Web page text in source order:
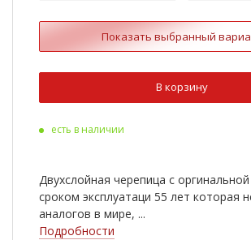
Красный Мичиган
Оникс Серый
Сицилия Терра
Техас
Мускат Кленовый
Тополь
Показать выбранный
В корзину
есть в наличии
Двухслойная черепица с
сроком эксплуатаци 55 лет которая
аналогов в мире, ...
Подробности